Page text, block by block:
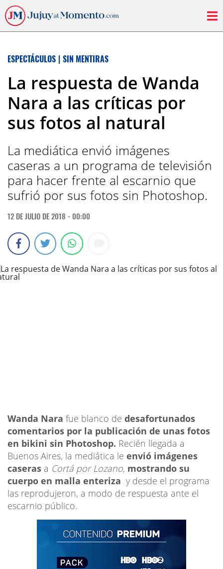
ESPECTÁCULOS | SIN MENTIRAS
La respuesta de Wanda
Nara a las críticas por
sus fotos al natural
La mediática envió imágenes
caseras a un programa de televisión
para hacer frente al escarnio que
sufrió por sus fotos sin Photoshop.
12 DE JULIO DE 2018 - 00:00
Wanda Nara fue blanco de desafortunados
comentarios por la publicación de unas fotos
en bikini sin Photoshop. Recién llegada a
Buenos Aires, la mediática le envió imágenes
caseras a Cortá por Lozano, mostrando su
cuerpo en malla enteriza y desde el programa
las reprodujeron, a modo de respuesta ante el
escarnio público.